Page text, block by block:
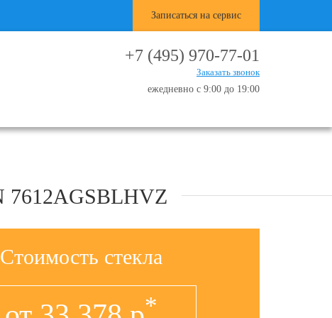
Записаться на сервис
+7 (495) 970-77-01
Заказать звонок
ежедневно с 9:00 до 19:00
Стоимость стекла
*